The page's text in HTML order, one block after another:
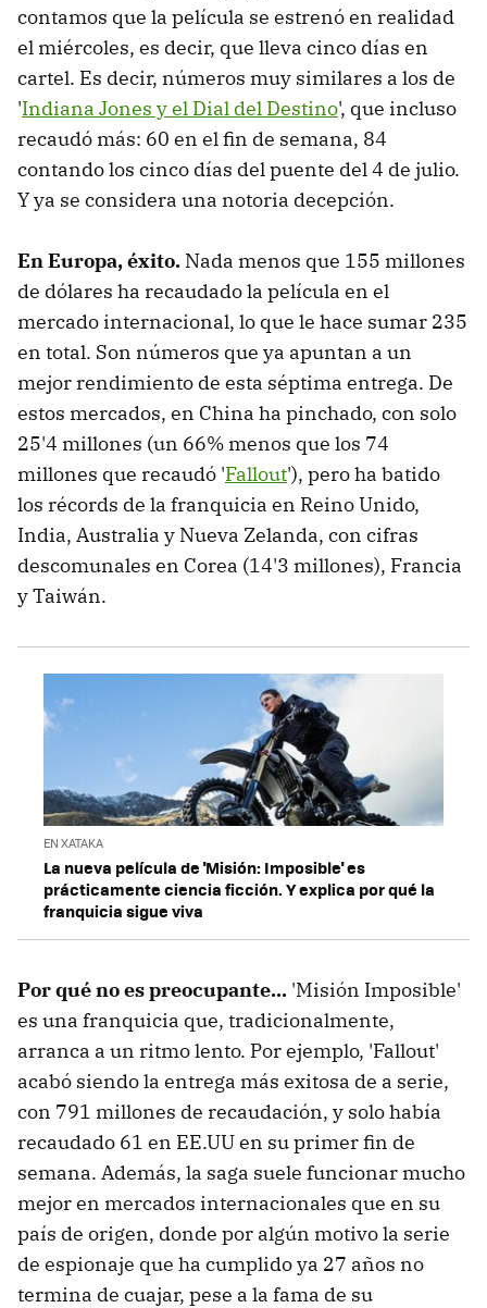
contamos que la película se estrenó en realidad
el miércoles, es decir, que lleva cinco días en
cartel. Es decir, números muy similares a los de
'Indiana Jones y el Dial del Destino', que incluso
recaudó más: 60 en el fin de semana, 84
contando los cinco días del puente del 4 de julio.
Y ya se considera una notoria decepción.
En Europa, éxito. Nada menos que 155 millones
de dólares ha recaudado la película en el
mercado internacional, lo que le hace sumar 235
en total. Son números que ya apuntan a un
mejor rendimiento de esta séptima entrega. De
estos mercados, en China ha pinchado, con solo
25'4 millones (un 66% menos que los 74
millones que recaudó 'Fallout'), pero ha batido
los récords de la franquicia en Reino Unido,
India, Australia y Nueva Zelanda, con cifras
descomunales en Corea (14'3 millones), Francia
y Taiwán.
EN XATAKA
La nueva película de 'Misión: Imposible' es
prácticamente ciencia ficción. Y explica por qué la
franquicia sigue viva
Por qué no es preocupante... 'Misión Imposible'
es una franquicia que, tradicionalmente,
arranca a un ritmo lento. Por ejemplo, 'Fallout'
acabó siendo la entrega más exitosa de a serie,
con 791 millones de recaudación, y solo había
recaudado 61 en EE.UU en su primer fin de
semana. Además, la saga suele funcionar mucho
mejor en mercados internacionales que en su
país de origen, donde por algún motivo la serie
de espionaje que ha cumplido ya 27 años no
termina de cuajar, pese a la fama de su